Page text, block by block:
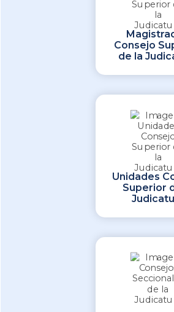
Consejo
de la
Unidades
Superior